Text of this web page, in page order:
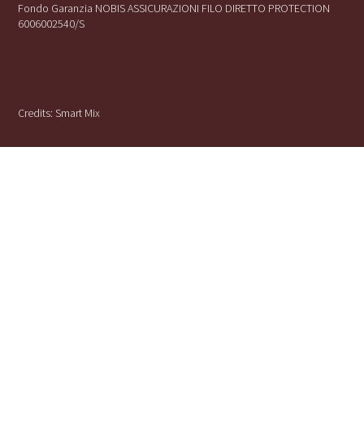
Fondo Garanzia NOBIS ASSICURAZIONI FILO DIRETTO PROTECTION
6006002540/S
Credits:Smart Mix